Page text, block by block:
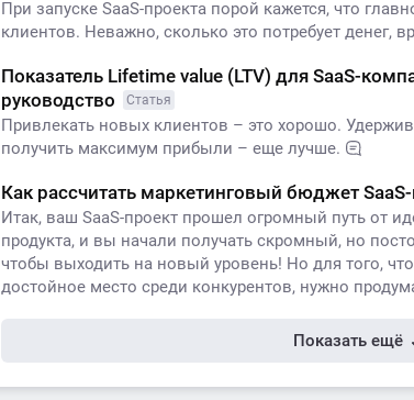
При запуске SaaS-проекта порой кажется, что
клиентов. Неважно, сколько это потребует денег,
Показатель Lifetime value (LTV) для SaaS-
руководство
Статья
Привлекать новых клиентов – это хорошо.
получить максимум прибыли – еще лучше.
Как рассчитать маркетинговый бюджет
Итак, ваш SaaS-проект прошел огромный путь от
продукта, и вы начали получать скромный, но
чтобы выходить на новый уровень! Но для того,
достойное место среди конкурентов, нужно
Показать ещё